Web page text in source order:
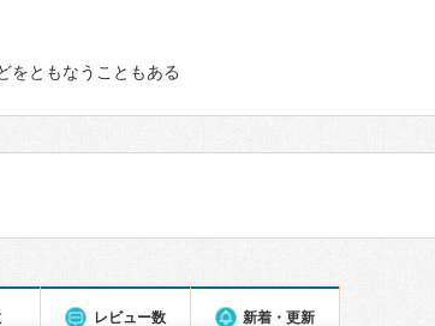
をともなうこともある
レビュー数 新着・更新